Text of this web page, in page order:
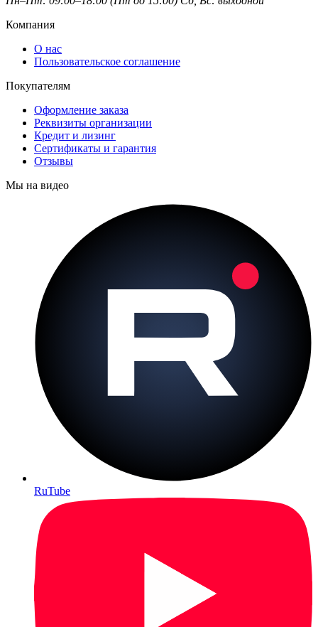
Компания
О нас
Пользовательское соглашение
Покупателям
Оформление заказа
Реквизиты организации
Кредит и лизинг
Сертификаты и гарантия
Отзывы
Мы на видео
RuTube